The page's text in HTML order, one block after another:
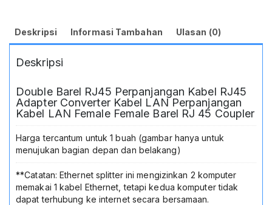
Perpanjangan
LAN
Converter
Coupler
Female
to
Female
Sambungan
RJ45
untuk
PC
Deskripsi Informasi Tambahan Ulasan (0)
Deskripsi
Double Barel RJ45 Perpanjangan Kabel RJ45
Adapter Converter Kabel LAN Perpanjangan
Kabel LAN Female Female Barel RJ 45 Coupler
Harga tercantum untuk 1 buah (gambar hanya untuk
menujukan bagian depan dan belakang)
**Catatan: Ethernet splitter ini mengizinkan 2 komputer
memakai 1 kabel Ethernet, tetapi kedua komputer tidak
dapat terhubung ke internet secara bersamaan.